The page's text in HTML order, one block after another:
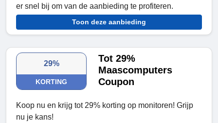
er snel bij om van de aanbieding te profiteren.
Toon deze aanbieding
29%
KORTING
Tot 29%
Maascomputers
Coupon
Koop nu en krijg tot 29% korting op monitoren! Grijp
nu je kans!